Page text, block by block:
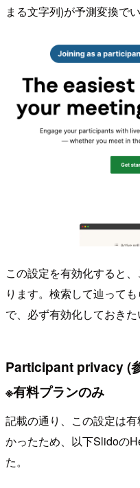
まる文字列)が予測変換で
この設定を有効化すると
ります。検索して辿って
で、必ず有効化しておきた
Participant privacy (
※有料プランのみ
記載の通り、この設定は
かったため、以下Slidoの
た。